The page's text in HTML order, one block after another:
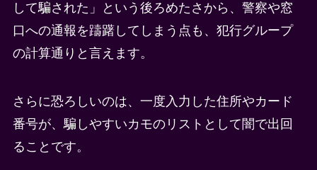
して騙された」という後ろめたさから、警察や窓
口への通報を躊躇してしまう点も、犯行グループ
の計算通りと言えます。
さらに恐ろしいのは、一度入力した住所やカード
番号が、騙しやすいカモのリストとして闇で出回
ることです。